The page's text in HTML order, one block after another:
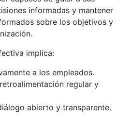
informadas y mantener
sobre los objetivos y
implica:
a los empleados.
regular y
abierto y transparente.